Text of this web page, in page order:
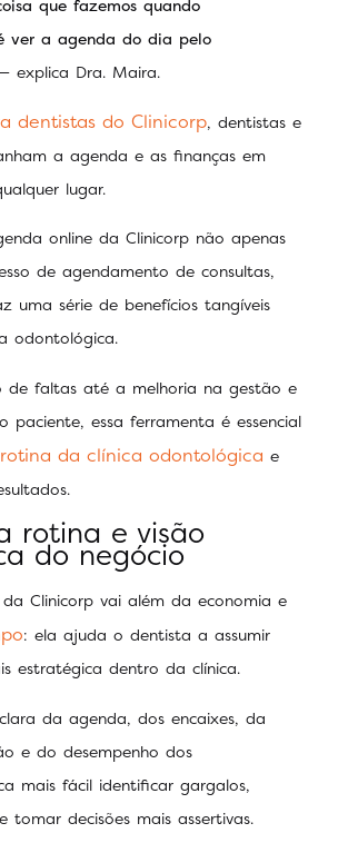
que fazemos quando
ver a agenda do dia pelo
— explica Dra. Maira.
dentistas do Clinicorp, dentistas e
a agenda e as finanças em
lugar.
online da Clinicorp não apenas
de agendamento de consultas,
uma série de benefícios tangíveis
odontológica.
de faltas até a melhoria na gestão e
paciente, essa ferramenta é essencial
rotina da clínica odontológica e
rotina e visão
do negócio
Clinicorp vai além da economia e
: ela ajuda o dentista a assumir
estratégica dentro da clínica.
da agenda, dos encaixes, da
e do desempenho dos
mais fácil identificar gargalos,
decisões mais assertivas.